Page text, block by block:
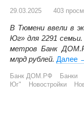
29.03.2025 403
В Тюмени ввели в
Юг» для 2291
метров Банк
млрд рублей. Далее
Банк ДОМ.РФ Банки
Юг"
Новостройки